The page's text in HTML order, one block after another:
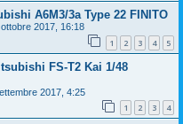
A6M3/3a Type 22 FINITO
2017, 16:18
1 2 3 4 5
FS-T2 Kai 1/48
2017, 4:25
1 2 3 4